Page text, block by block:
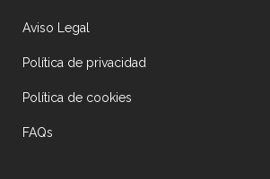
Aviso Legal
Política de privacidad
Política de cookies
FAQs